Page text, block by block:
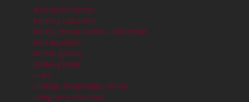
acontecimientos
bailes y cabarets
bares, restaurantes, cafeterías
barraquismo
barrio gótico
calles, plazas
cines
clinicas, hospitales, asilos
colegios y escuelas